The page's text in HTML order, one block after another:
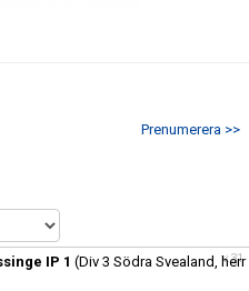
Prenumerera >>
v.31
IP 1 (Div 3 Södra Svealand, herr